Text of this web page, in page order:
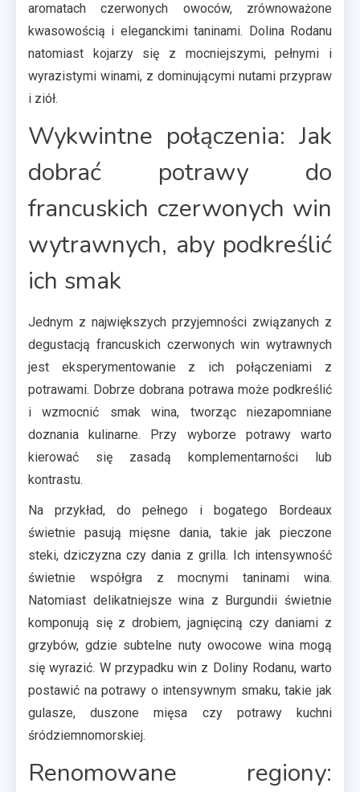
aromatach czerwonych owoców, zrównoważone
kwasowością i eleganckimi taninami. Dolina Rodanu
natomiast kojarzy się z mocniejszymi, pełnymi i
wyrazistymi winami, z dominującymi nutami przypraw
i ziół.
Wykwintne połączenia: Jak
dobrać potrawy do
francuskich czerwonych win
wytrawnych, aby podkreślić
ich smak
Jednym z największych przyjemności związanych z
degustacją francuskich czerwonych win wytrawnych
jest eksperymentowanie z ich połączeniami z
potrawami. Dobrze dobrana potrawa może podkreślić
i wzmocnić smak wina, tworząc niezapomniane
doznania kulinarne. Przy wyborze potrawy warto
kierować się zasadą komplementarności lub
kontrastu.
Na przykład, do pełnego i bogatego Bordeaux
świetnie pasują mięsne dania, takie jak pieczone
steki, dziczyzna czy dania z grilla. Ich intensywność
świetnie współgra z mocnymi taninami wina.
Natomiast delikatniejsze wina z Burgundii świetnie
komponują się z drobiem, jagnięciną czy daniami z
grzybów, gdzie subtelne nuty owocowe wina mogą
się wyrazić. W przypadku win z Doliny Rodanu, warto
postawić na potrawy o intensywnym smaku, takie jak
gulasze, duszone mięsa czy potrawy kuchni
śródziemnomorskiej.
Renomowane regiony: